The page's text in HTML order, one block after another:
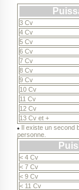
3 Cv
4 Cv
5 Cv
6 Cv
7 Cv
8 Cv
9 Cv
10 Cv
11 Cv
12 Cv
13 Cv et +
Il existe un second
personne.
< 4 Cv
< 7 Cv
< 9 Cv
< 11 Cv